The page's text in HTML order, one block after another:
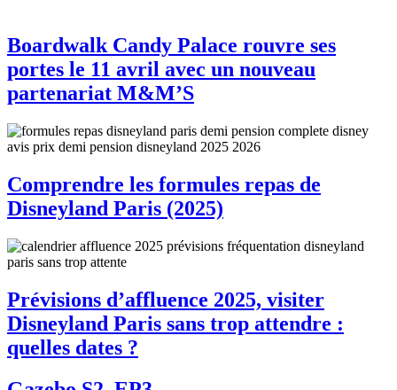
Boardwalk Candy Palace rouvre ses
portes le 11 avril avec un nouveau
partenariat M&M’S
Comprendre les formules repas de
Disneyland Paris (2025)
Prévisions d’affluence 2025, visiter
Disneyland Paris sans trop attendre :
quelles dates ?